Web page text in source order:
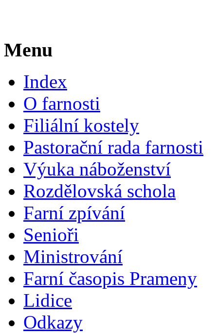
Menu
Index
O farnosti
Filiální kostely
Pastorační rada farnosti
Výuka náboženství
Rozdělovská schola
Farní zpívání
Senioři
Ministrování
Farní časopis Prameny
Lidice
Odkazy